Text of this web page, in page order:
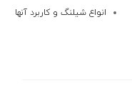
انواع شیلنگ و کاربرد آنها